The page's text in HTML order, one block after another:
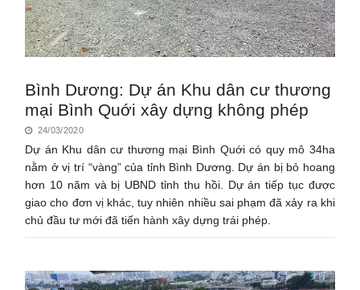
Bình Dương: Dự án Khu dân cư thương
mại Bình Quới xây dựng không phép
24/03/2020
Dự án Khu dân cư thương mại Bình Quới có quy mô 34ha
nằm ở vị trí “vàng” của tỉnh Bình Dương. Dự án bị bỏ hoang
hơn 10 năm và bị UBND tỉnh thu hồi. Dự án tiếp tục được
giao cho đơn vị khác, tuy nhiên nhiều sai phạm đã xảy ra khi
chủ đầu tư mới đã tiến hành xây dựng trái phép.